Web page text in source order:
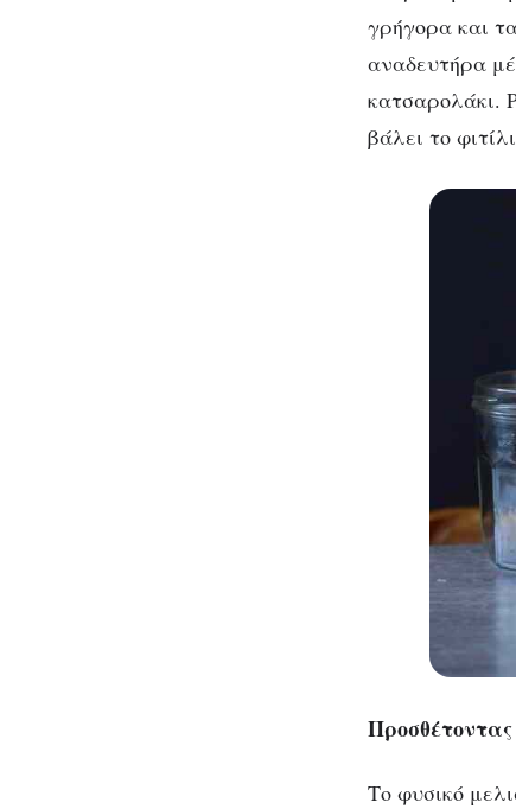
γρήγορα και
αναδευτήρα
κατσαρολάκι.
βάλει το
Το φυσικό